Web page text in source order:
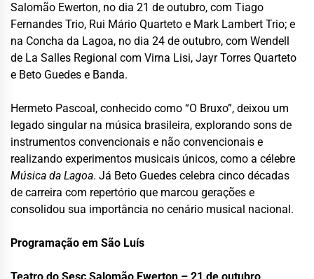
Salomão Ewerton, no dia 21 de outubro, com Tiago
Fernandes Trio, Rui Mário Quarteto e Mark Lambert Trio; e
na Concha da Lagoa, no dia 24 de outubro, com Wendell
de La Salles Regional com Virna Lisi, Jayr Torres Quarteto
e Beto Guedes e Banda.
Hermeto Pascoal, conhecido como “O Bruxo”, deixou um
legado singular na música brasileira, explorando sons de
instrumentos convencionais e não convencionais e
realizando experimentos musicais únicos, como a célebre
Música da Lagoa. Já Beto Guedes celebra cinco décadas
de carreira com repertório que marcou gerações e
consolidou sua importância no cenário musical nacional.
Programação em São Luís